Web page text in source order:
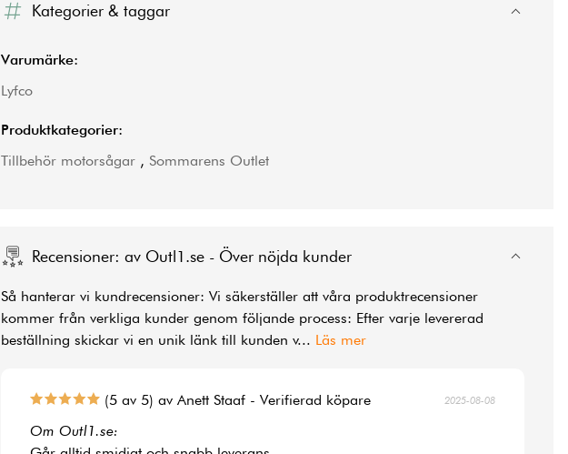
Kategorier & taggar
Varumärke:
Lyfco
Produktkategorier:
Tillbehör motorsågar , Sommarens Outlet
Recensioner: av Outl1.se - Över nöjda kunder
Så hanterar vi kundrecensioner: Vi säkerställer att våra produktrecensioner
kommer från verkliga kunder genom följande process: Efter varje levererad
beställning skickar vi en unik länk till kunden v... Läs mer
(5 av 5) av Anett Staaf - Verifierad köpare 2025-08-08
Om Outl1.se: